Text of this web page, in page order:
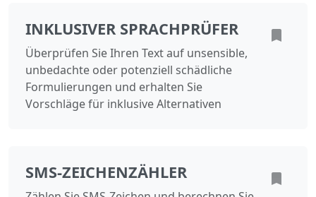
INKLUSIVER SPRACHPRÜFER
Überprüfen Sie Ihren Text auf unsensible,
unbedachte oder potenziell schädliche
Formulierungen und erhalten Sie
Vorschläge für inklusive Alternativen
SMS-ZEICHENZÄHLER